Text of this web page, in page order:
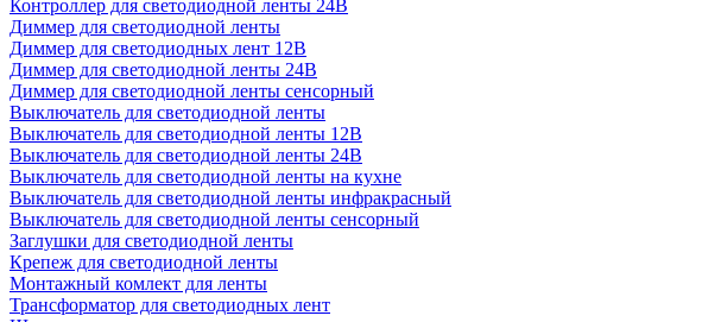
Контроллер для светодиодной ленты 24В
Диммер для светодиодной ленты
Диммер для светодиодных лент 12В
Диммер для светодиодной ленты 24В
Диммер для светодиодной ленты сенсорный
Выключатель для светодиодной ленты
Выключатель для светодиодной ленты 12В
Выключатель для светодиодной ленты 24В
Выключатель для светодиодной ленты на кухне
Выключатель для светодиодной ленты инфракрасный
Выключатель для светодиодной ленты сенсорный
Заглушки для светодиодной ленты
Крепеж для светодиодной ленты
Монтажный комлект для ленты
Трансформатор для светодиодных лент